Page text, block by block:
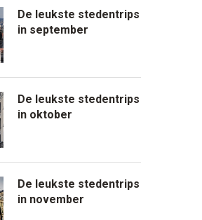
De leukste stedentrips
in september
De leukste stedentrips
in oktober
De leukste stedentrips
in november